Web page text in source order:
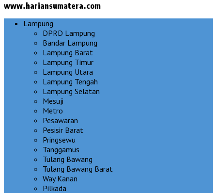
www.hariansumatera.com
Lampung
DPRD Lampung
Bandar Lampung
Lampung Barat
Lampung Timur
Lampung Utara
Lampung Tengah
Lampung Selatan
Mesuji
Metro
Pesawaran
Pesisir Barat
Pringsewu
Tanggamus
Tulang Bawang
Tulang Bawang Barat
Way Kanan
Pilkada